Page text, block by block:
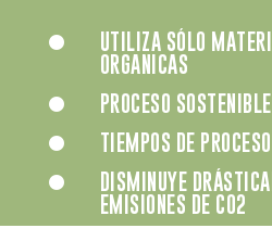

UTILIZA SÓLO
ORGANICAS
 PROCESO
 TIEMPOS DE

DISMINUYE
EMISIONES DE CO2